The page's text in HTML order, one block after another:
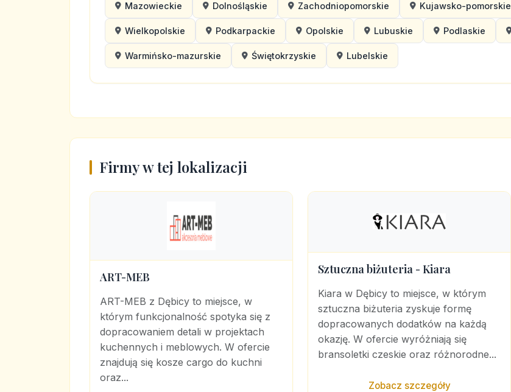
Mazowieckie Dolnośląskie Zachodniopomorskie Kujawsko-pomorskie
Wielkopolskie Podkarpackie Opolskie Lubuskie Podlaskie
Warmińsko-mazurskie Świętokrzyskie Lubelskie
Firmy w tej lokalizacji
ART-MEB
ART-MEB z Dębicy to miejsce, w
którym funkcjonalność spotyka się z
dopracowaniem detali w projektach
kuchennych i meblowych. W ofercie
znajdują się kosze cargo do kuchni
oraz...
Sztuczna biżuteria - Kiara
Kiara w Dębicy to miejsce, w którym
sztuczna biżuteria zyskuje formę
dopracowanych dodatków na każdą
okazję. W ofercie wyróżniają się
bransoletki czeskie oraz różnorodne...
Zobacz szczegóły